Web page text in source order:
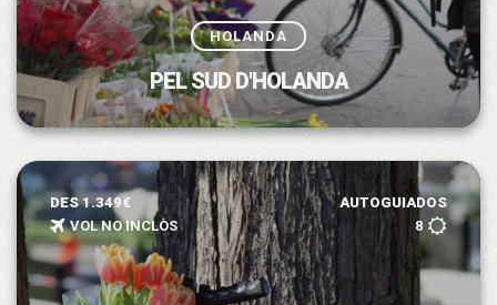
HOLANDA
PEL SUD D'HOLANDA
DES 1.349€
AUTOGUIADOS
VOL NO INCLÒS
8